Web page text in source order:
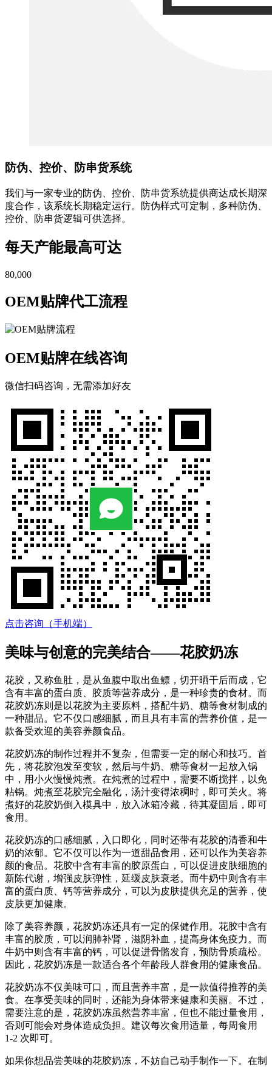
防伪、控价、防串货系统
我们与一家专业的防伪、控价、防串货系统提供商达成长期深
度合作，该系统长期稳定运行。防伪样式可定制，多种防伪、
控价、防串货逻辑可供选择。
每天产能最高可达
80,000
OEM贴牌代工流程
OEM贴牌在线咨询
微信扫码咨询，无需添加好友
点击咨询（手机端）
美味与创意的完美结合——花胶奶冻
花胶，又称鱼肚，是从鱼腹中取出鱼鳔，切开晒干后而成，它
含有丰富的蛋白质、胶质等营养成分，是一种珍贵的食材。而
花胶奶冻则是以花胶为主要原料，搭配牛奶、糖等食材制成的
一种甜品。它不仅口感细腻，而且具有丰富的营养价值，是一
款备受欢迎的美容养颜食品。
花胶奶冻的制作过程并不复杂，但需要一定的耐心和技巧。首
先，将花胶泡发至变软，然后与牛奶、糖等食材一起放入锅
中，用小火慢慢炖煮。在炖煮的过程中，需要不断搅拌，以免
粘锅。炖煮至花胶完全融化，汤汁变得浓稠时，即可关火。将
煮好的花胶奶倒入模具中，放入冰箱冷藏，待其凝固后，即可
食用。
花胶奶冻的口感细腻，入口即化，同时还带有花胶的清香和牛
奶的浓郁。它不仅可以作为一道甜品食用，还可以作为美容养
颜的食品。花胶中含有丰富的胶原蛋白，可以促进皮肤细胞的
新陈代谢，增强皮肤弹性，延缓皮肤衰老。而牛奶中则含有丰
富的蛋白质、钙等营养成分，可以为皮肤提供充足的营养，使
皮肤更加健康。
除了美容养颜，花胶奶冻还具有一定的保健作用。花胶中含有
丰富的胶质，可以润肺补肾，滋阴补血，提高身体免疫力。而
牛奶中则含有丰富的钙，可以促进骨骼发育，预防骨质疏松。
因此，花胶奶冻是一款适合各个年龄段人群食用的健康食品。
花胶奶冻不仅美味可口，而且营养丰富，是一款值得推荐的美
食。在享受美味的同时，还能为身体带来健康和美丽。不过，
需要注意的是，花胶奶冻虽然营养丰富，但也不能过量食用，
否则可能会对身体造成负担。建议每次食用适量，每周食用
1-2 次即可。
如果你想品尝美味的花胶奶冻，不妨自己动手制作一下。在制